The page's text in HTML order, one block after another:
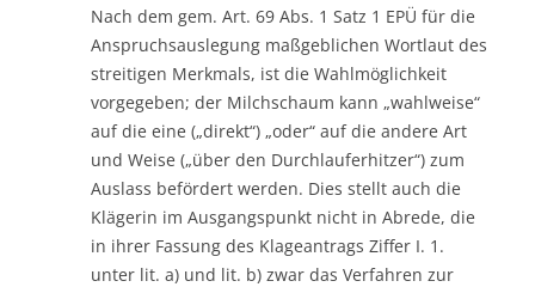
Nach dem gem. Art. 69 Abs. 1 Satz 1 EPÜ für die
Anspruchsauslegung maßgeblichen Wortlaut des
streitigen Merkmals, ist die Wahlmöglichkeit
vorgegeben; der Milchschaum kann „wahlweise“
auf die eine („direkt“) „oder“ auf die andere Art
und Weise („über den Durchlauferhitzer“) zum
Auslass befördert werden. Dies stellt auch die
Klägerin im Ausgangspunkt nicht in Abrede, die
in ihrer Fassung des Klageantrags Ziffer I. 1.
unter lit. a) und lit. b) zwar das Verfahren zur